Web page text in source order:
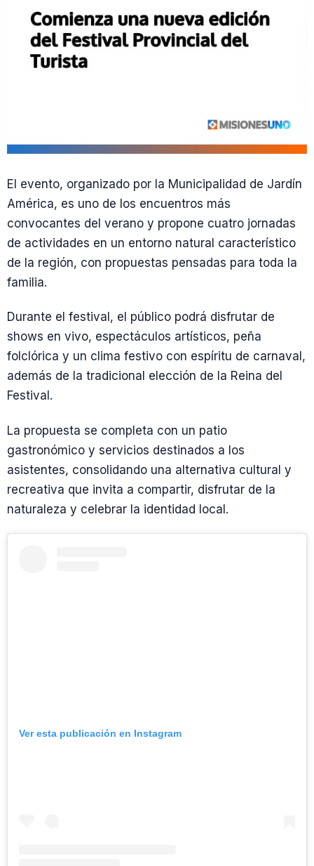
El evento, organizado por la Municipalidad de Jardín
América, es uno de los encuentros más
convocantes del verano y propone cuatro jornadas
de actividades en un entorno natural característico
de la región, con propuestas pensadas para toda la
familia.
Durante el festival, el público podrá disfrutar de
shows en vivo, espectáculos artísticos, peña
folclórica y un clima festivo con espíritu de carnaval,
además de la tradicional elección de la Reina del
Festival.
La propuesta se completa con un patio
gastronómico y servicios destinados a los
asistentes, consolidando una alternativa cultural y
recreativa que invita a compartir, disfrutar de la
naturaleza y celebrar la identidad local.
Ver esta publicación en Instagram